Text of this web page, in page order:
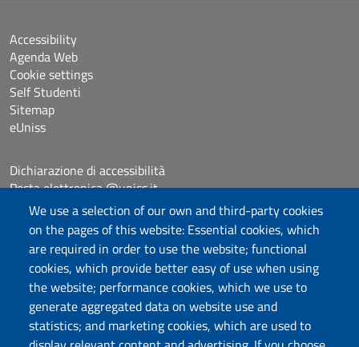
We use a selection of our own and third-party cookies
on the pages of this website: Essential cookies, which
are required in order to use the website; functional
cookies, which provide better easy of use when using
the website; performance cookies, which we use to
generate aggregated data on website use and
statistics; and marketing cookies, which are used to
Università degli Studi di Sassari
Dipartimento di Scienze chimiche, fisiche,
Accessibility
Agenda Web
Cookie settings
Self Studenti
Sitemap
eUniss
Dichiarazione di accessibilità
Posta elettronica @uniss.it
Protocollo
Follow us